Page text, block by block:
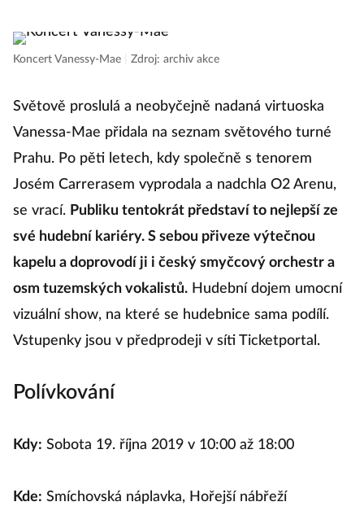
Koncert Vanessy-Mae Zdroj: archiv akce
Světově proslulá a neobyčejně nadaná virtuoska
Vanessa-Mae přidala na seznam světového turné
Prahu. Po pěti letech, kdy společně s tenorem
Josém Carrerasem vyprodala a nadchla O2 Arenu,
se vrací. Publiku tentokrát představí to nejlepší ze
své hudební kariéry. S sebou přiveze výtečnou
kapelu a doprovodí ji i český smyčcový orchestr a
osm tuzemských vokalistů. Hudební dojem umocní
vizuální show, na které se hudebnice sama podílí.
Vstupenky jsou v předprodeji v síti Ticketportal.
Polívkování
Kdy: Sobota 19. října 2019 v 10:00 až 18:00
Kde: Smíchovská náplavka, Hořejší nábřeží